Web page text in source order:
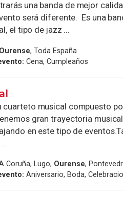
una banda de mejor
será diferente. Es una
el tipo de jazz ...
Ourense, Toda España
Cena, Cumpleaños
cuarteto musical compuesto
gran trayectoria
en este tipo de
Coruña, Lugo, Ourense,
Aniversario, Boda,